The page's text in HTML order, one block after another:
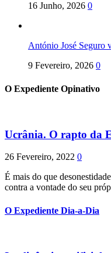
16 Junho, 2026 0
António José Seguro
9 Fevereiro, 2026 0
O Expediente Opinativo
Ucrânia. O rapto da
26 Fevereiro, 2022 0
É mais do que
contra a vontade do seu
O Expediente Dia-a-Dia